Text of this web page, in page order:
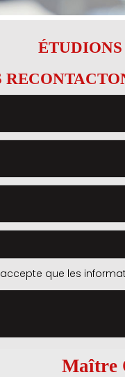
que les
Maître